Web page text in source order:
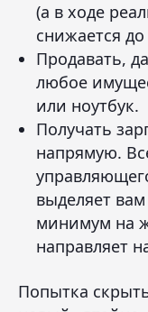
(а в ходе
снижается
Продавать,
любое
или ноутбук.
Получать
напрямую.
выделяет
минимум на
направляет
Попытка